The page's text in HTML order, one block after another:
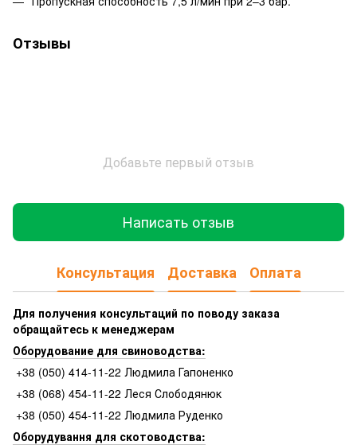
Отзывы
Добавьте первый отзыв
Написать отзыв
Консультация Доставка Оплата
Для получения консультаций по поводу заказа
обращайтесь к менеджерам
Оборудование для свиноводства:
+38 (050) 414-11-22 Людмила Гапоненко
+38 (068) 454-11-22 Леся Слободянюк
+38 (050) 454-11-22 Людмила Руденко
Оборудування для скотоводства: